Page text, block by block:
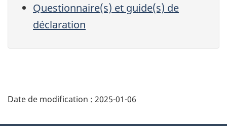
Questionnaire(s) et guide(s) de
déclaration
Date de modification : 2025-01-06